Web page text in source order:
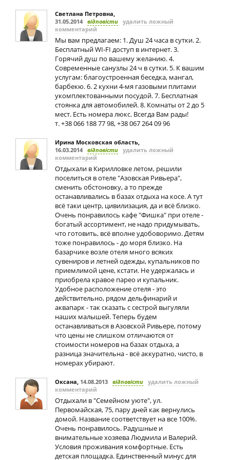
Светлана Петровна,
31.05.2014 відповісти удалить ложный
комментарий
Мы вам предлагаем: 1. Душ 24 часа в сутки. 2.
Бесплатный WI-FI доступ в интернет. 3.
Горячий душ по вашему желанию. 4.
Современные санузлы 24 ч в сутки. 5. К вашим
услугам: благоустроенная беседка, мангал,
барбекю. 6. 2 кухни 4-мя газовыми плитами
укомплектованными посудой. 7. Бесплатная
стоянка для автомобилей. 8. Комнаты от 2 до 5
мест. Есть номера люкс. Всегда Вам рады!
т. +38 066 188 77 98, +38 067 264 09 96
Ирина Московская область,
16.03.2014 відповісти удалить ложный
комментарий
Отдыхали в Кирилловке летом, решили
поселиться в отеле "Азовская Ривьера",
сменить обстоновку, а то прежде
останавливались в базах отдыха на косе. А тут
всё таки центр, цивилизация, да и всё близко.
Очень понравилось кафе "Фишка" при отеле -
богатый ассортимент, не надо придумывать,
что готовить, всё вполне удобоворимо. Детям
тоже понравилось - до моря близко. На
базарчике возле отеля много всяких
сувениров и летней одежды, купальников по
приемлимой цене, кстати. Не удержалась и
приобрела кравое парео и купальник.
Удобное расположение отеля - это
действительно, рядом дельфинарий и
аквапарк - так сказать с сестрой выгуляли
наших малышей. Теперь будем
останавливаться в Азовской Ривьере, потому
что цены не слишком отличаются от
стоимости номеров на базах отдыха, а
разница значительна - всё аккуратно, чисто, в
номерах убирают.
Оксана, 14.08.2013 відповісти удалить ложный
комментарий
Отдыхали в "Семейном уюте", ул.
Первомайская, 75, пару дней как вернулись
домой. Название соответствует на все 100%.
Очень понравилось. Радушные и
внимательные хозяева Людмила и Валерий.
Условия проживания комфортные. Есть
детская площадка. Единственный минус для